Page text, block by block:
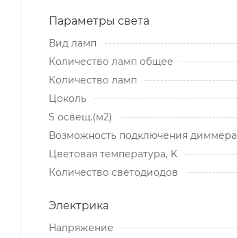
Параметры света
Вид ламп
Количество ламп общее
Количество ламп
Цоколь
S освещ.(м2)
Возможность подключения диммера
Цветовая температура, K
Количество светодиодов
Электрика
Напряжение